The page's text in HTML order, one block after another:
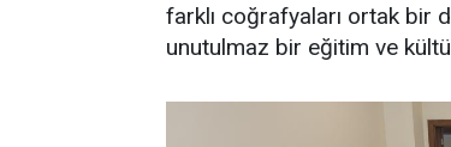
farklı coğrafyaları ortak bir
unutulmaz bir eğitim ve